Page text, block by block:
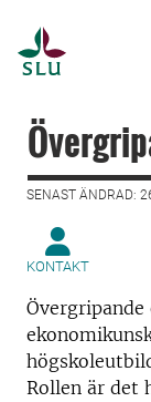
SENAST ÄNDRAD:
KONTAKT
Rollen är det